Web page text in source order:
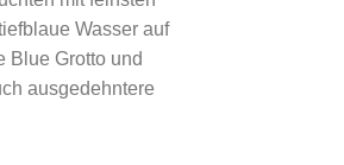
Wasser auf
Blue Grotto und
ausgedehntere